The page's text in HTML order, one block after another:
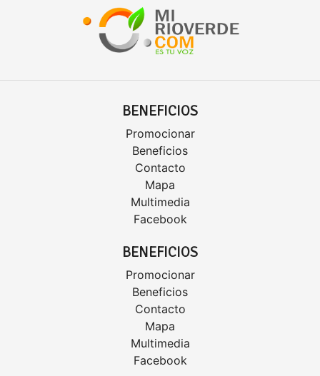
BENEFICIOS
Promocionar
Beneficios
Contacto
Mapa
Multimedia
Facebook
BENEFICIOS
Promocionar
Beneficios
Contacto
Mapa
Multimedia
Facebook